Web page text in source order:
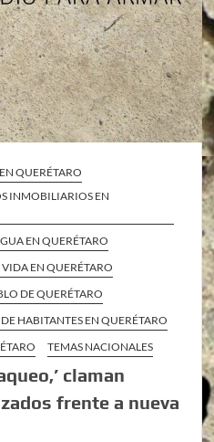
QUERÉTARO
INMOBILIARIOS EN
EN QUERÉTARO
EN QUERÉTARO
DE QUERÉTARO
HABITANTES EN QUERÉTARO
TEMAS NACIONALES
claman
frente a nueva